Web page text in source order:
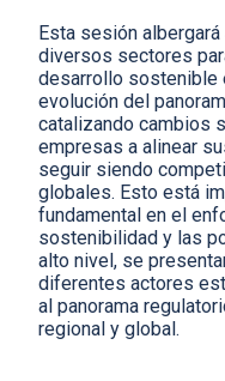
Esta sesión
diversos sectores
desarrollo sostenible
evolución del
catalizando cambios
empresas a alinear
seguir siendo
globales. Esto está
fundamental en el
sostenibilidad y las
alto nivel, se
diferentes actores
al panorama
regional y global.